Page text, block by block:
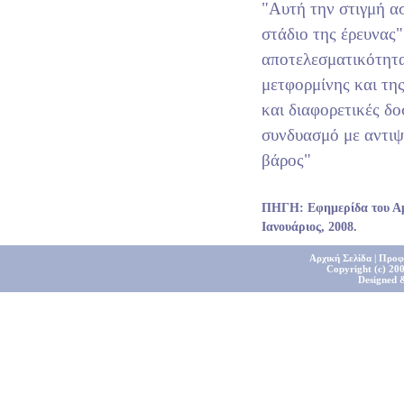
"Aυτή την στιγμή
στάδιο της
μετφορμίνης και
και διαφορετικές
συνδυασμό με
βάρος"
ΠΗΓΗ: Εφημερίδα του
Ιανουάριος, 2008.
Αρχική Σελίδα|
Copyright (c)
Designed